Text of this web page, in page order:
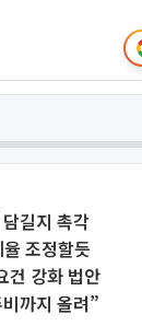
길지 촉각
율 조정할듯
건 강화 법안
까지 올려”